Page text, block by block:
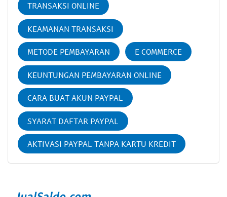
TRANSAKSI ONLINE
KEAMANAN TRANSAKSI
METODE PEMBAYARAN E COMMERCE
KEUNTUNGAN PEMBAYARAN ONLINE
CARA BUAT AKUN PAYPAL
SYARAT DAFTAR PAYPAL
AKTIVASI PAYPAL TANPA KARTU KREDIT